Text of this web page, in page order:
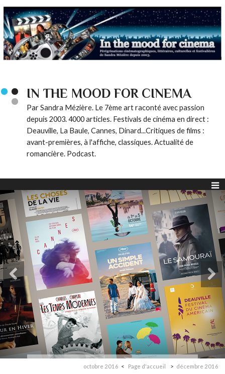
IN THE MOOD FOR CINEMA
Par Sandra Mézière. Le 7ème art raconté avec passion
depuis 2003. 4000 articles. Festivals de cinéma en direct :
Deauville, La Baule, Cannes, Dinard...Critiques de films :
avant-premières, à l'affiche, classiques. Actualité de
romancière. Podcast.
octobre 2016 Page d'accueil décembre 2016